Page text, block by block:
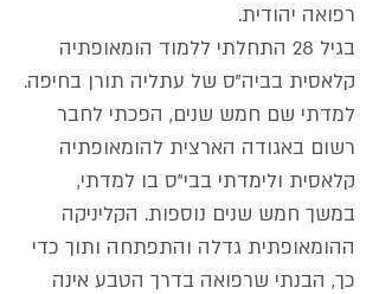
רפואה יהודית.
בגיל 28 התחלתי ללמוד הומאופתיה
קלאסית בביה"ס של עתליה תורן בחיפה.
למדתי שם חמש שנים, הפכתי לחבר
רשום באגודה הארצית להומאופתיה
קלאסית ולימדתי בבי"ס בו למדתי,
במשך חמש שנים נוספות. הקליניקה
ההומאופתית גדלה והתפתחה ותוך כדי
כך, הבנתי שרפואה בדרך הטבע אינה